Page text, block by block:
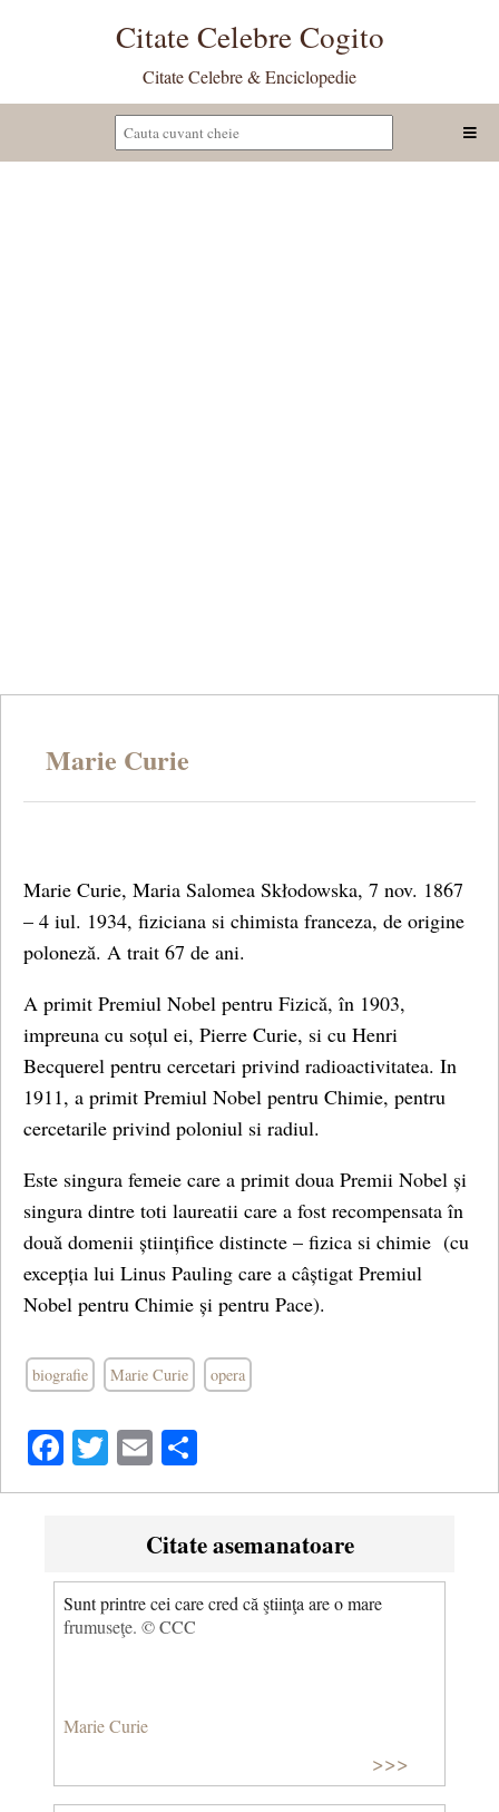
Citate Celebre Cogito
Citate Celebre & Enciclopedie
Marie Curie
Marie Curie, Maria Salomea Skłodowska, 7 nov. 1867
– 4 iul. 1934, fiziciana si chimista franceza, de origine
poloneză. A trait 67 de ani.
A primit Premiul Nobel pentru Fizică, în 1903,
impreuna cu soțul ei, Pierre Curie, si cu Henri
Becquerel pentru cercetari privind radioactivitatea. In
1911, a primit Premiul Nobel pentru Chimie, pentru
cercetarile privind poloniul si radiul.
Este singura femeie care a primit doua Premii Nobel și
singura dintre toti laureatii care a fost recompensata în
două domenii științifice distincte – fizica si chimie (cu
excepția lui Linus Pauling care a câștigat Premiul
Nobel pentru Chimie și pentru Pace).
biografie Marie Curie opera
Facebook
Twitter
Email
Citate asemanatoare
Sunt printre cei care cred că ştiinţa are o mare
frumuseţe. © CCC
Marie Curie
>>>